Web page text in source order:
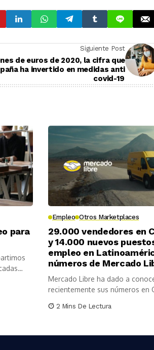
Siguiente Post
de euros de 2020, la cifra que
ha invertido en medidas anti
covid-19
para
Empleo Otros Marketplaces
29.000 vendedores en
y 14.000 nuevos
empleo en
números de Mercado
Mercado Libre ha dado a
recientemente sus números en
2 Mins De Lectura